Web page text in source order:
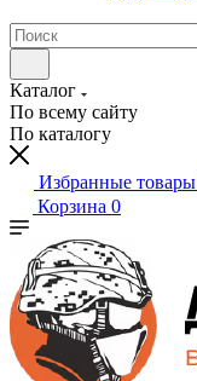
Каталог
По всему сайту
По каталогу
Избранные товары
Корзина 0